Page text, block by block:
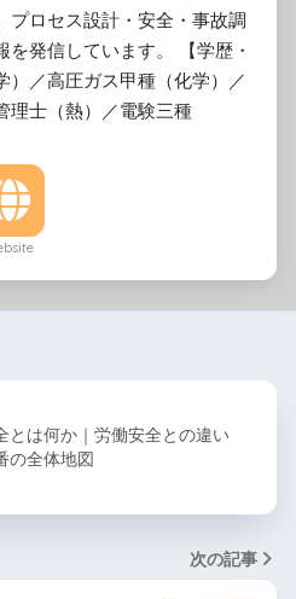
プロセス設計・安全・事故調
発信しています。 【学歴・
）／高圧ガス甲種（化学）／
理士（熱）／電験三種
とは何か｜労働安全との違い
の全体地図
次の記事